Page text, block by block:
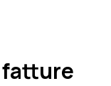
fatture